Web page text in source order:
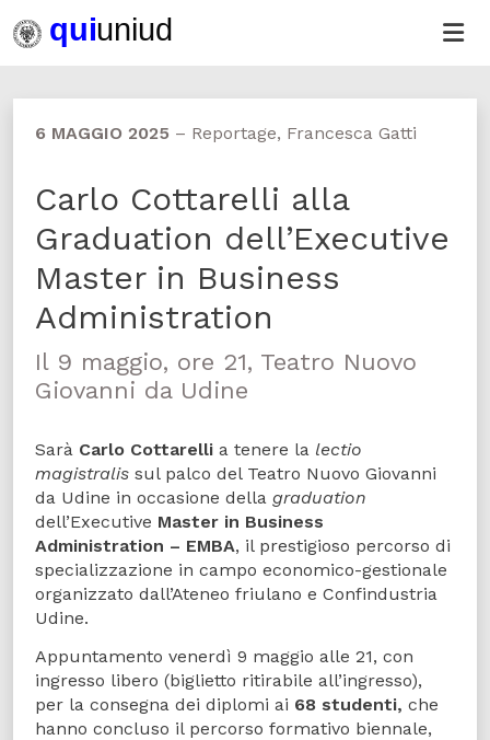
6 MAGGIO 2025 – Reportage, Francesca Gatti
Carlo Cottarelli alla
Graduation dell’Executive
Master in Business
Administration
Il 9 maggio, ore 21, Teatro Nuovo
Giovanni da Udine
Sarà Carlo Cottarelli a tenere la lectio
magistralis sul palco del Teatro Nuovo Giovanni
da Udine in occasione della graduation
dell’Executive Master in Business
Administration – EMBA, il prestigioso percorso di
specializzazione in campo economico-gestionale
organizzato dall’Ateneo friulano e Confindustria
Udine.
Appuntamento venerdì 9 maggio alle 21, con
ingresso libero (biglietto ritirabile all’ingresso),
per la consegna dei diplomi ai 68 studenti, che
hanno concluso il percorso formativo biennale,